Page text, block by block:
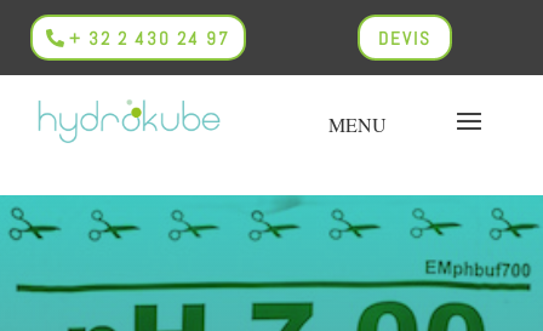
+ 32 2 430 24 97 DEVIS